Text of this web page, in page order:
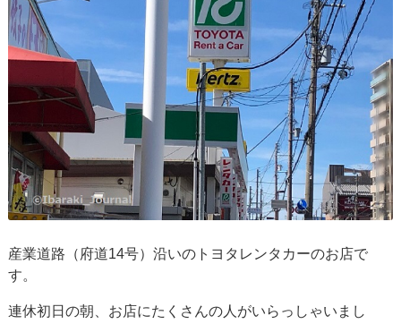
産業道路（府道14号）沿いのトヨタレンタカーのお店で
す。
連休初日の朝、お店にたくさんの人がいらっしゃいまし